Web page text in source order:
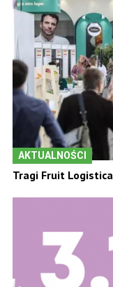
AKTUALNOŚCI
Tragi Fruit